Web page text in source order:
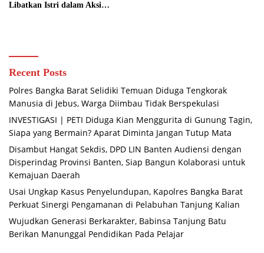
Libatkan Istri dalam Aksi
Recent Posts
Polres Bangka Barat Selidiki Temuan Diduga Tengkorak
Manusia di Jebus, Warga Diimbau Tidak Berspekulasi
INVESTIGASI | PETI Diduga Kian Menggurita di Gunung Tagin,
Siapa yang Bermain? Aparat Diminta Jangan Tutup Mata
Disambut Hangat Sekdis, DPD LIN Banten Audiensi dengan
Disperindag Provinsi Banten, Siap Bangun Kolaborasi untuk
Kemajuan Daerah
Usai Ungkap Kasus Penyelundupan, Kapolres Bangka Barat
Perkuat Sinergi Pengamanan di Pelabuhan Tanjung Kalian
Wujudkan Generasi Berkarakter, Babinsa Tanjung Batu
Berikan Manunggal Pendidikan Pada Pelajar